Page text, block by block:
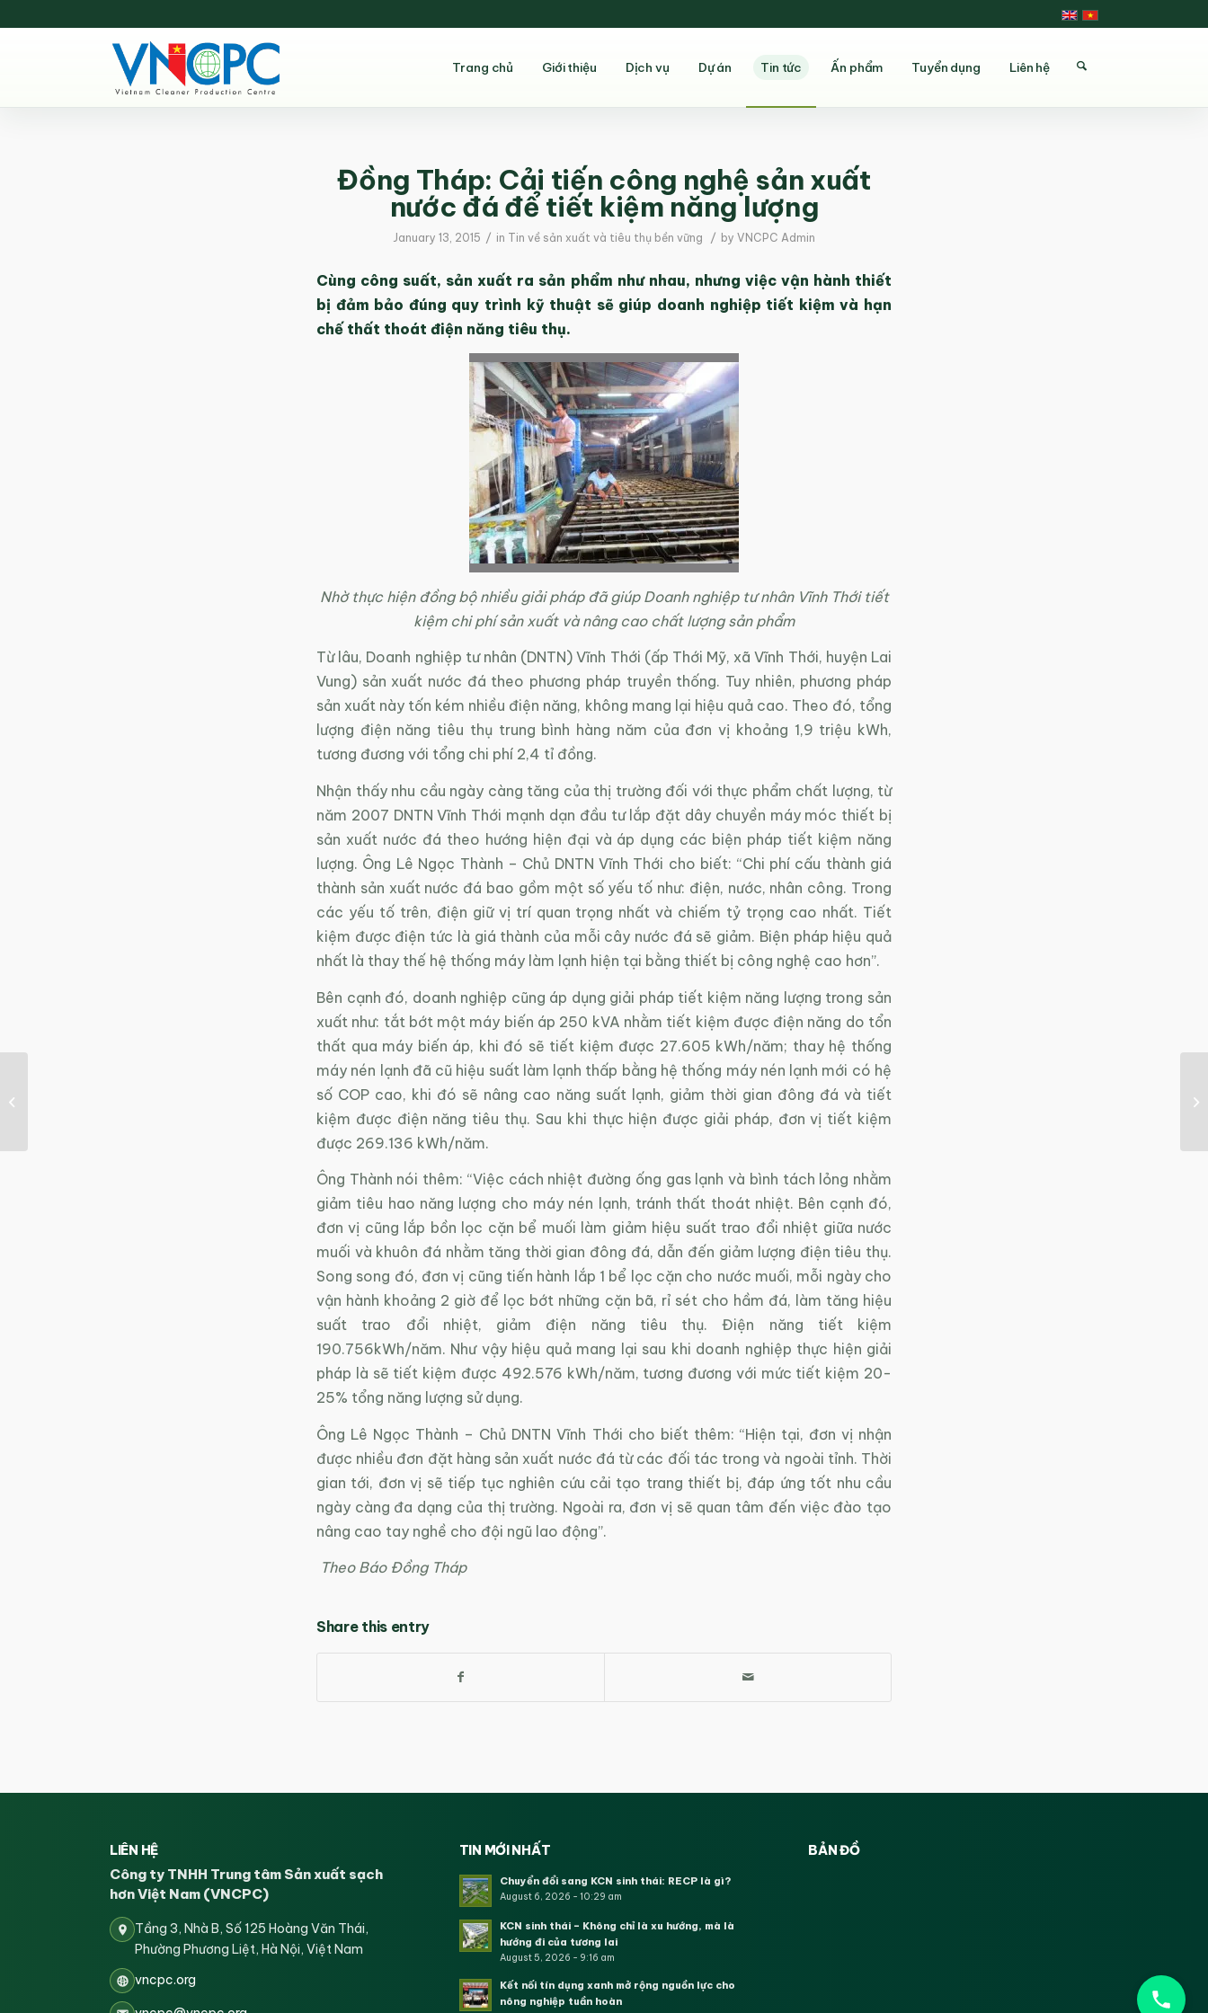
Trang chủ Giới thiệu Dịch vụ Dự án Tin tức Ấn phẩm Tuyển dụng Liên hệ
Đồng Tháp: Cải tiến công nghệ sản xuất
nước đá để tiết kiệm năng lượng
January 13, 2015 / in Tin về sản xuất và tiêu thụ bền vững / by VNCPC Admin
Cùng công suất, sản xuất ra sản phẩm như nhau, nhưng việc vận hành thiết
bị đảm bảo đúng quy trình kỹ thuật sẽ giúp doanh nghiệp tiết kiệm và hạn
chế thất thoát điện năng tiêu thụ.
Nhờ thực hiện đồng bộ nhiều giải pháp đã giúp Doanh nghiệp tư nhân Vĩnh Thới tiết
kiệm chi phí sản xuất và nâng cao chất lượng sản phẩm
Từ lâu, Doanh nghiệp tư nhân (DNTN) Vĩnh Thới (ấp Thới Mỹ, xã Vĩnh Thới, huyện Lai
Vung) sản xuất nước đá theo phương pháp truyền thống. Tuy nhiên, phương pháp
sản xuất này tốn kém nhiều điện năng, không mang lại hiệu quả cao. Theo đó, tổng
lượng điện năng tiêu thụ trung bình hàng năm của đơn vị khoảng 1,9 triệu kWh,
tương đương với tổng chi phí 2,4 tỉ đồng.
Nhận thấy nhu cầu ngày càng tăng của thị trường đối với thực phẩm chất lượng, từ
năm 2007 DNTN Vĩnh Thới mạnh dạn đầu tư lắp đặt dây chuyền máy móc thiết bị
sản xuất nước đá theo hướng hiện đại và áp dụng các biện pháp tiết kiệm năng
lượng. Ông Lê Ngọc Thành – Chủ DNTN Vĩnh Thới cho biết: “Chi phí cấu thành giá
thành sản xuất nước đá bao gồm một số yếu tố như: điện, nước, nhân công. Trong
các yếu tố trên, điện giữ vị trí quan trọng nhất và chiếm tỷ trọng cao nhất. Tiết
kiệm được điện tức là giá thành của mỗi cây nước đá sẽ giảm. Biện pháp hiệu quả
nhất là thay thế hệ thống máy làm lạnh hiện tại bằng thiết bị công nghệ cao hơn”.
Bên cạnh đó, doanh nghiệp cũng áp dụng giải pháp tiết kiệm năng lượng trong sản
xuất như: tắt bớt một máy biến áp 250 kVA nhằm tiết kiệm được điện năng do tổn
thất qua máy biến áp, khi đó sẽ tiết kiệm được 27.605 kWh/năm; thay hệ thống
máy nén lạnh đã cũ hiệu suất làm lạnh thấp bằng hệ thống máy nén lạnh mới có hệ
số COP cao, khi đó sẽ nâng cao năng suất lạnh, giảm thời gian đông đá và tiết
kiệm được điện năng tiêu thụ. Sau khi thực hiện được giải pháp, đơn vị tiết kiệm
được 269.136 kWh/năm.
Ông Thành nói thêm: “Việc cách nhiệt đường ống gas lạnh và bình tách lỏng nhằm
giảm tiêu hao năng lượng cho máy nén lạnh, tránh thất thoát nhiệt. Bên cạnh đó,
đơn vị cũng lắp bồn lọc cặn bể muối làm giảm hiệu suất trao đổi nhiệt giữa nước
muối và khuôn đá nhằm tăng thời gian đông đá, dẫn đến giảm lượng điện tiêu thụ.
Song song đó, đơn vị cũng tiến hành lắp 1 bể lọc cặn cho nước muối, mỗi ngày cho
vận hành khoảng 2 giờ để lọc bớt những cặn bã, rỉ sét cho hầm đá, làm tăng hiệu
suất trao đổi nhiệt, giảm điện năng tiêu thụ. Điện năng tiết kiệm
190.756kWh/năm. Như vậy hiệu quả mang lại sau khi doanh nghiệp thực hiện giải
pháp là sẽ tiết kiệm được 492.576 kWh/năm, tương đương với mức tiết kiệm 20-
25% tổng năng lượng sử dụng.
Ông Lê Ngọc Thành – Chủ DNTN Vĩnh Thới cho biết thêm: “Hiện tại, đơn vị nhận
được nhiều đơn đặt hàng sản xuất nước đá từ các đối tác trong và ngoài tỉnh. Thời
gian tới, đơn vị sẽ tiếp tục nghiên cứu cải tạo trang thiết bị, đáp ứng tốt nhu cầu
ngày càng đa dạng của thị trường. Ngoài ra, đơn vị sẽ quan tâm đến việc đào tạo
nâng cao tay nghề cho đội ngũ lao động”.
Theo Báo Đồng Tháp
Share this entry
LIÊN HỆ
Công ty TNHH Trung tâm Sản xuất sạch
hơn Việt Nam (VNCPC)
Tầng 3, Nhà B, Số 125 Hoàng Văn Thái,
Phường Phương Liệt, Hà Nội, Việt Nam
vncpc.org
TIN MỚI NHẤT
Chuyển đổi sang KCN sinh thái: RECP là gì?
August 6, 2026 - 10:29 am
KCN sinh thái – Không chỉ là xu hướng, mà là
hướng đi của tương lai
August 5, 2026 - 9:16 am
Kết nối tín dụng xanh mở rộng nguồn lực cho
nông nghiệp tuần hoàn
BẢN ĐỒ